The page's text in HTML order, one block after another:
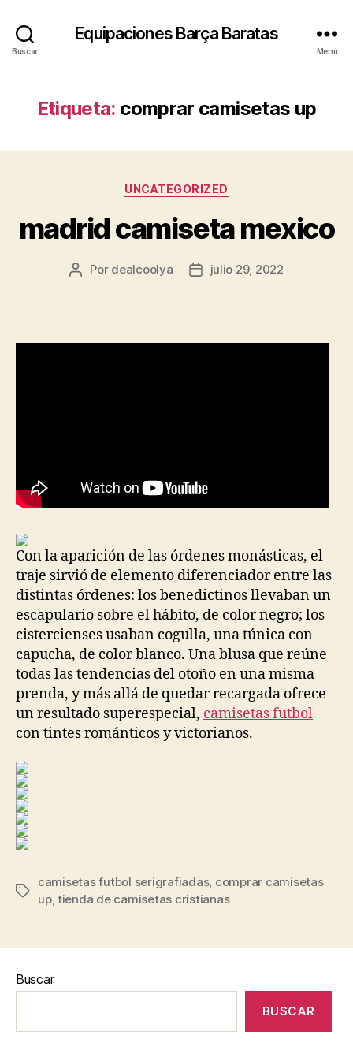
Buscar
Equipaciones Barça Baratas
Menú
Etiqueta: comprar camisetas up
Categorías
UNCATEGORIZED
madrid camiseta mexico
Autor
Por dealcoolya
Fechajulio 29, 2022
Con la aparición de las órdenes monásticas, el
traje sirvió de elemento diferenciador entre las
distintas órdenes: los benedictinos llevaban un
escapulario sobre el hábito, de color negro; los
cistercienses usaban cogulla, una túnica con
capucha, de color blanco. Una blusa que reúne
todas las tendencias del otoño en una misma
prenda, y más allá de quedar recargada ofrece
un resultado superespecial, camisetas futbol
con tintes románticos y victorianos.
Etiquetas
camisetas futbol serigrafiadas, comprar camisetas
up, tienda de camisetas cristianas
Buscar
BUSCAR